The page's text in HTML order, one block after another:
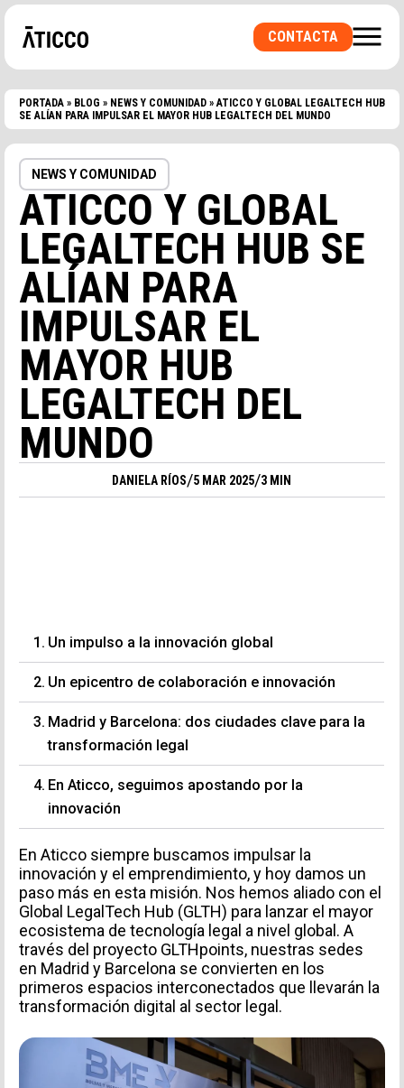
CONTACTA
PORTADA » BLOG » NEWS Y COMUNIDAD »ATICCO Y GLOBAL LEGALTECH HUB
SE ALÍAN PARA IMPULSAR EL MAYOR HUB LEGALTECH DEL MUNDO
NEWS Y COMUNIDAD
ATICCO Y GLOBAL
LEGALTECH HUB SE
ALÍAN PARA
IMPULSAR EL
MAYOR HUB
LEGALTECH DEL
MUNDO
DANIELA RÍOS/5 MAR 2025/3 MIN
Un impulso a la innovación global
Un epicentro de colaboración e innovación
Madrid y Barcelona: dos ciudades clave para la
transformación legal
En Aticco, seguimos apostando por la
innovación
En Aticco siempre buscamos impulsar la
innovación y el emprendimiento, y hoy damos un
paso más en esta misión. Nos hemos aliado con el
Global LegalTech Hub (GLTH) para lanzar el mayor
ecosistema de tecnología legal a nivel global. A
través del proyecto GLTHpoints, nuestras sedes
en Madrid y Barcelona se convierten en los
primeros espacios interconectados que llevarán la
transformación digital al sector legal.
¿BUSCAS UN ESPACIO DE COWORKING O UNA
OFICINA PRIVADA? ¿UNA SALA PARA
EVENTOS?